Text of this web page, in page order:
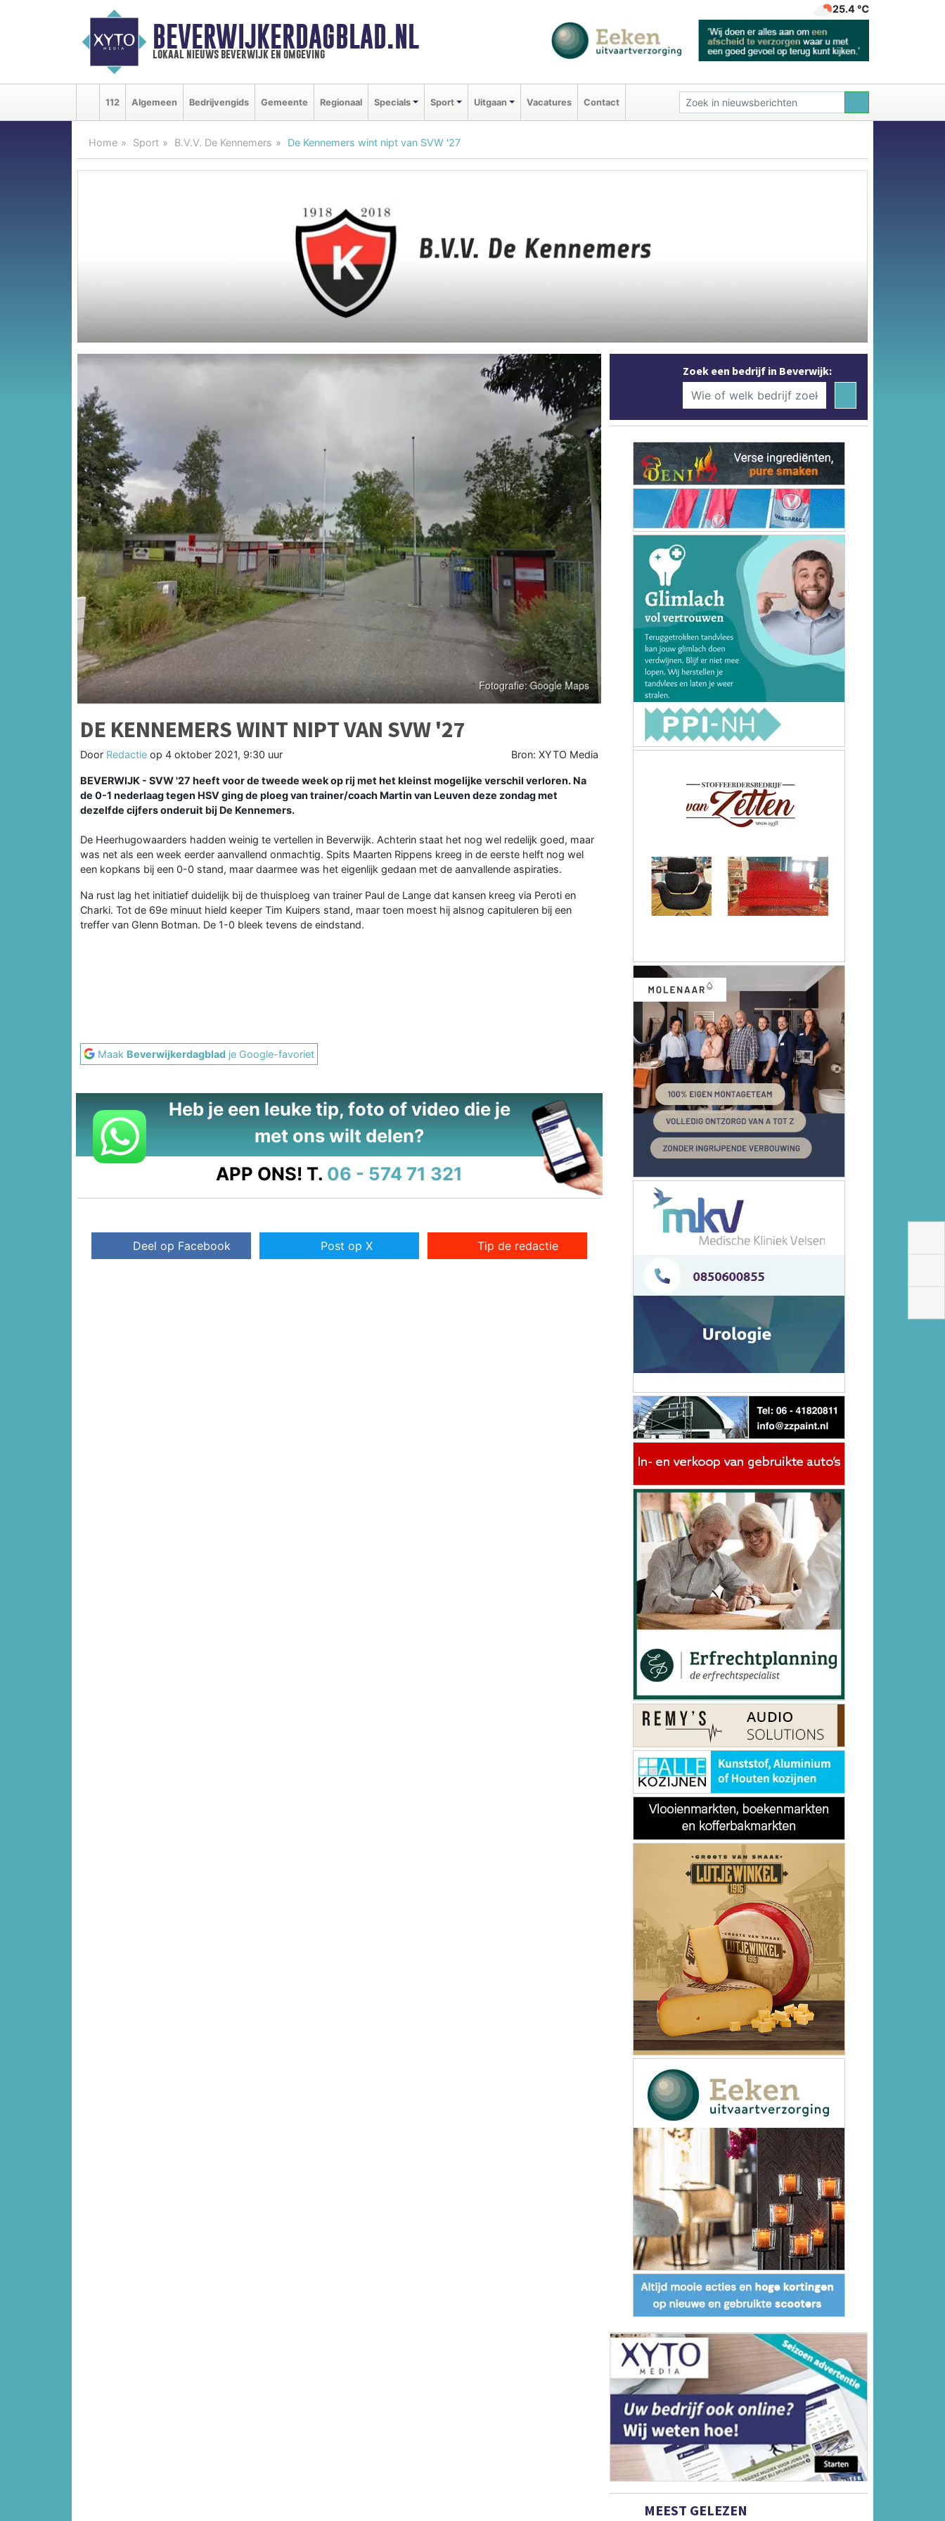
BEVERWIJKERDAGBLAD.NL
lokaal nieuws beverwijk en omgeving
25.4 ℃
112 Algemeen Bedrijvengids Gemeente Regionaal Specials Sport Uitgaan Vacatures Contact
Home Sport B.V.V. De Kennemers De Kennemers wint nipt van SVW '27
DE KENNEMERS WINT NIPT VAN SVW '27
Door Redactie op 4 oktober 2021, 9:30 uur Bron: XYTO Media
BEVERWIJK - SVW '27 heeft voor de tweede week op rij met het kleinst mogelijke verschil verloren. Na
de 0-1 nederlaag tegen HSV ging de ploeg van trainer/coach Martin van Leuven deze zondag met
dezelfde cijfers onderuit bij De Kennemers.
De Heerhugowaarders hadden weinig te vertellen in Beverwijk. Achterin staat het nog wel redelijk goed, maar
was net als een week eerder aanvallend onmachtig. Spits Maarten Rippens kreeg in de eerste helft nog wel
een kopkans bij een 0-0 stand, maar daarmee was het eigenlijk gedaan met de aanvallende aspiraties.
Na rust lag het initiatief duidelijk bij de thuisploeg van trainer Paul de Lange dat kansen kreeg via Peroti en
Charki. Tot de 69e minuut hield keeper Tim Kuipers stand, maar toen moest hij alsnog capituleren bij een
treffer van Glenn Botman. De 1-0 bleek tevens de eindstand.
Maak Beverwijkerdagblad je Google-favoriet
Heb je een leuke tip, foto of video die je
met ons wilt delen?
APP ONS! T. 06 - 574 71 321
Deel op Facebook Post op X Tip de redactie
Zoek een bedrijf in Beverwijk:
MEEST GELEZEN